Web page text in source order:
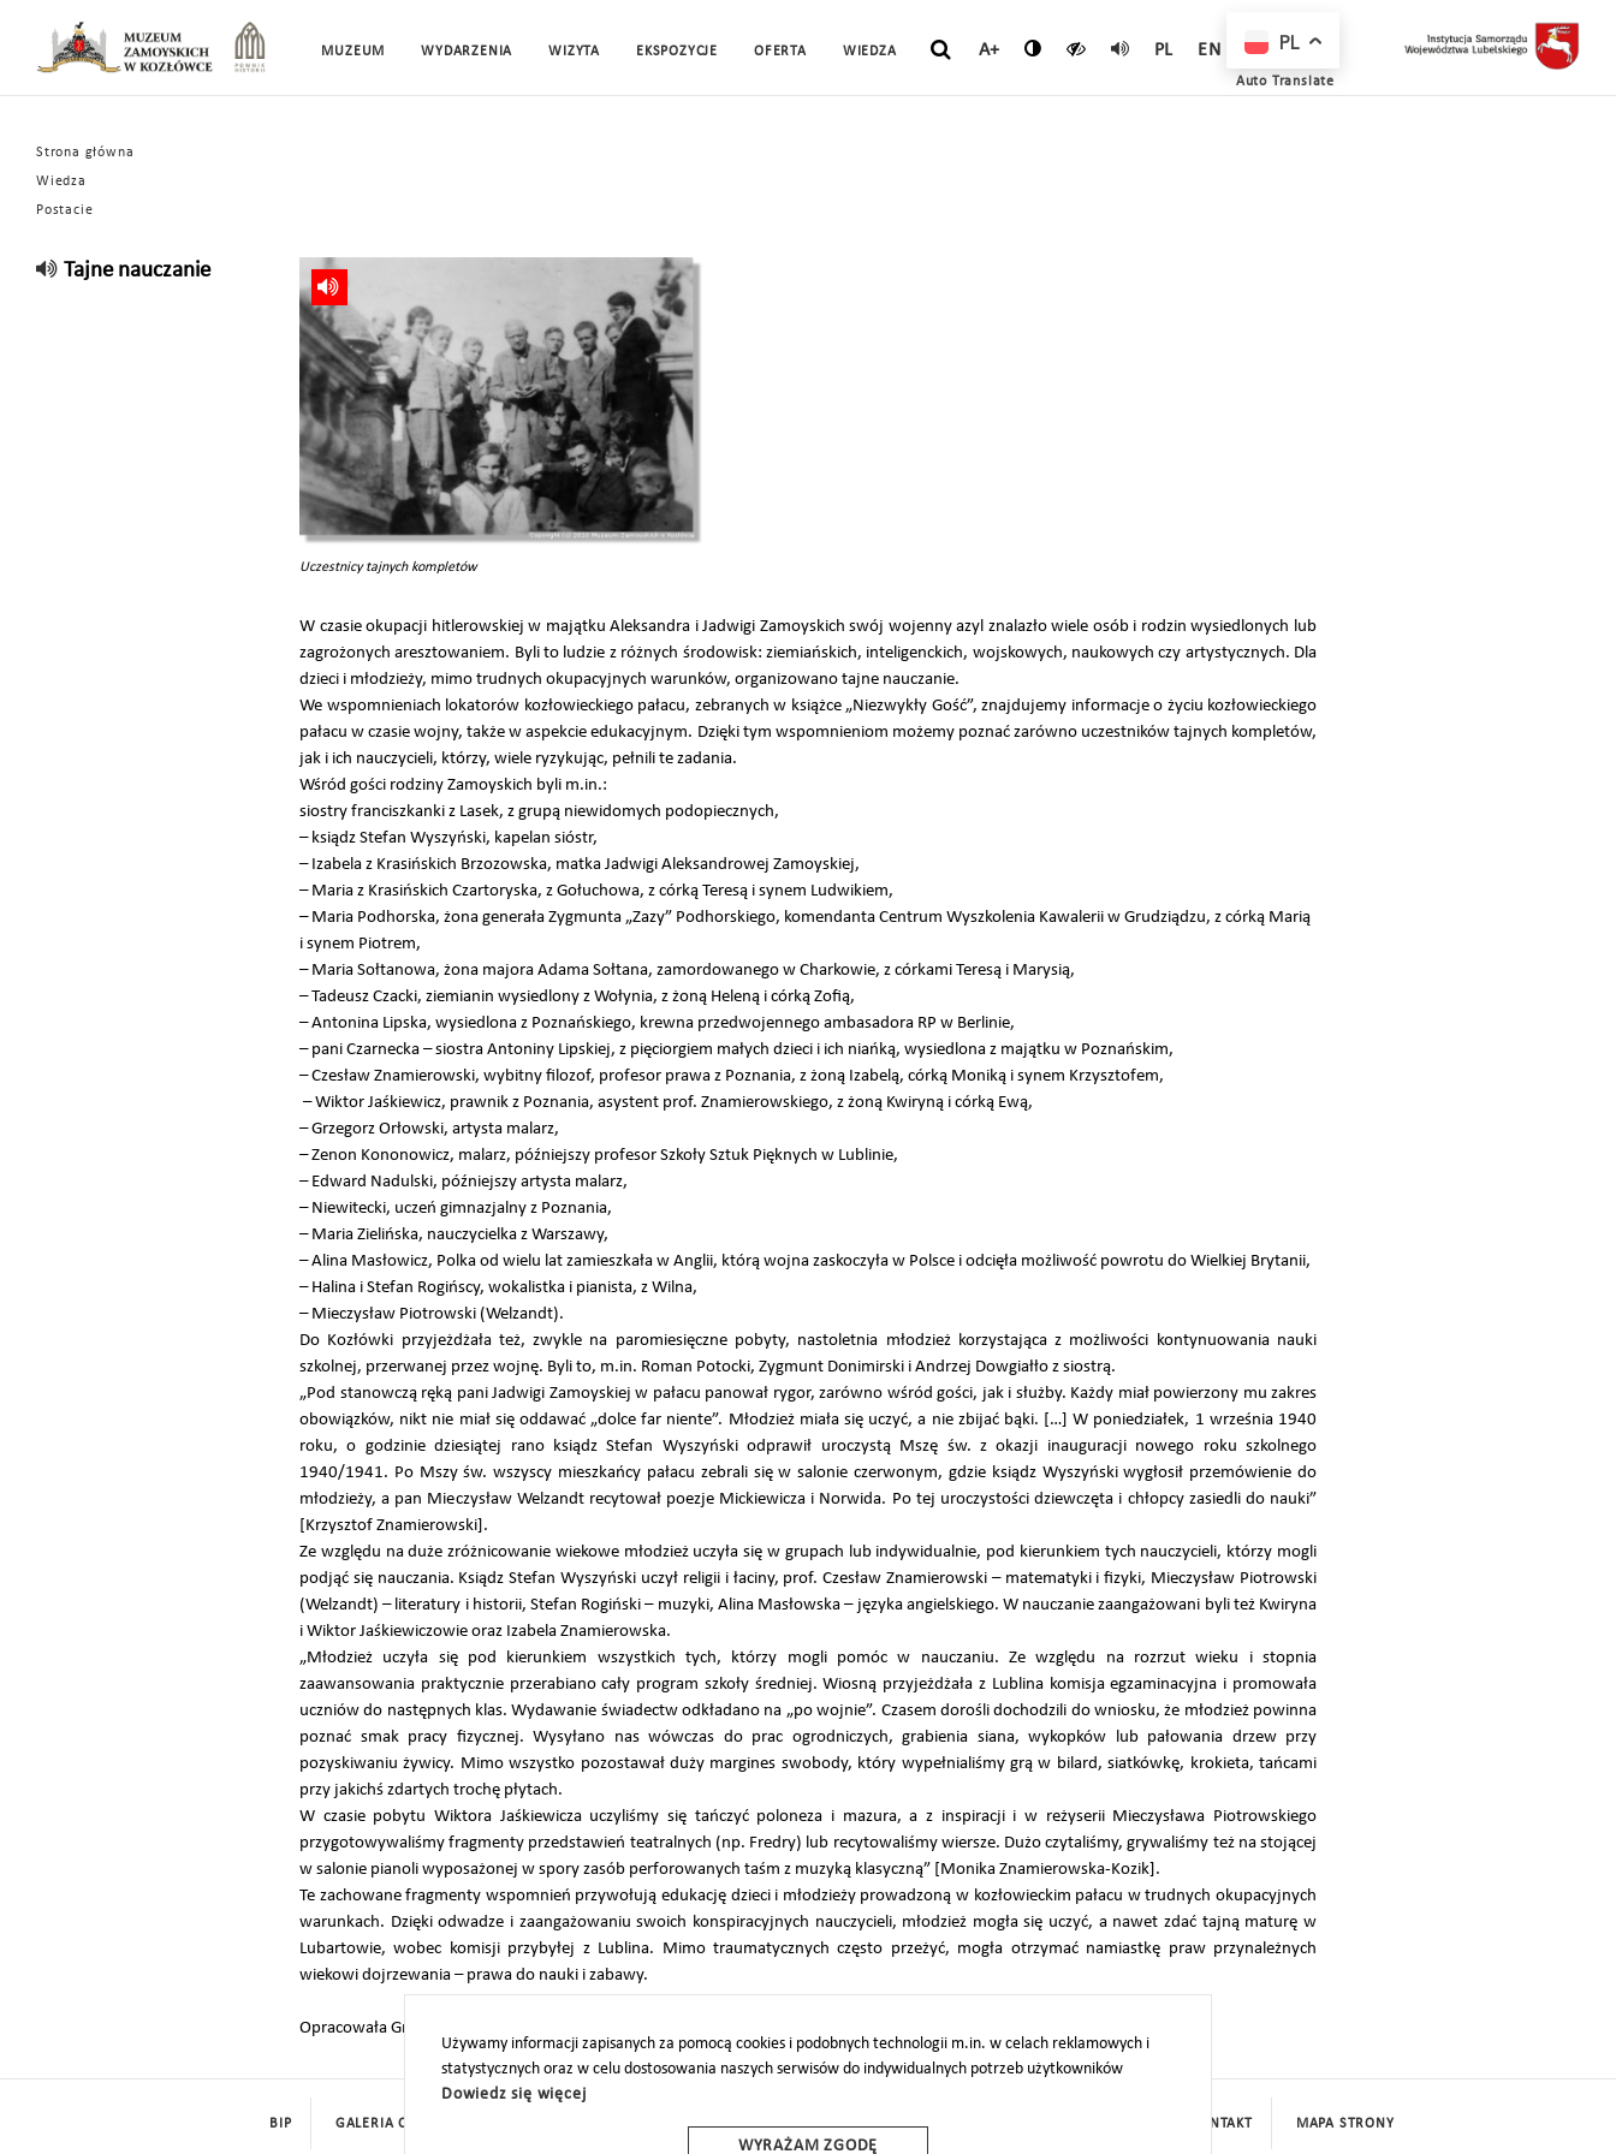
MUZEUM WYDARZENIA WIZYTA EKSPOZYCJE OFERTA WIEDZA A+ PL EN
Strona główna
Wiedza
Postacie
Tajne nauczanie
Uczestnicy tajnych kompletów
W czasie okupacji hitlerowskiej w majątku Aleksandra i Jadwigi Zamoyskich swój wojenny azyl znalazło wiele osób i rodzin wysiedlonych lub
zagrożonych aresztowaniem. Byli to ludzie z różnych środowisk: ziemiańskich, inteligenckich, wojskowych, naukowych czy artystycznych. Dla
dzieci i młodzieży, mimo trudnych okupacyjnych warunków, organizowano tajne nauczanie.
We wspomnieniach lokatorów kozłowieckiego pałacu, zebranych w książce „Niezwykły Gość”, znajdujemy informacje o życiu kozłowieckiego
pałacu w czasie wojny, także w aspekcie edukacyjnym. Dzięki tym wspomnieniom możemy poznać zarówno uczestników tajnych kompletów,
jak i ich nauczycieli, którzy, wiele ryzykując, pełnili te zadania.
Wśród gości rodziny Zamoyskich byli m.in.:
siostry franciszkanki z Lasek, z grupą niewidomych podopiecznych,
– ksiądz Stefan Wyszyński, kapelan sióstr,
– Izabela z Krasińskich Brzozowska, matka Jadwigi Aleksandrowej Zamoyskiej,
– Maria z Krasińskich Czartoryska, z Gołuchowa, z córką Teresą i synem Ludwikiem,
– Maria Podhorska, żona generała Zygmunta „Zazy” Podhorskiego, komendanta Centrum Wyszkolenia Kawalerii w Grudziądzu, z córką Marią
i synem Piotrem,
– Maria Sołtanowa, żona majora Adama Sołtana, zamordowanego w Charkowie, z córkami Teresą i Marysią,
– Tadeusz Czacki, ziemianin wysiedlony z Wołynia, z żoną Heleną i córką Zofią,
– Antonina Lipska, wysiedlona z Poznańskiego, krewna przedwojennego ambasadora RP w Berlinie,
– pani Czarnecka – siostra Antoniny Lipskiej, z pięciorgiem małych dzieci i ich niańką, wysiedlona z majątku w Poznańskim,
– Czesław Znamierowski, wybitny filozof, profesor prawa z Poznania, z żoną Izabelą, córką Moniką i synem Krzysztofem,
– Wiktor Jaśkiewicz, prawnik z Poznania, asystent prof. Znamierowskiego, z żoną Kwiryną i córką Ewą,
– Grzegorz Orłowski, artysta malarz,
– Zenon Kononowicz, malarz, późniejszy profesor Szkoły Sztuk Pięknych w Lublinie,
– Edward Nadulski, późniejszy artysta malarz,
– Niewitecki, uczeń gimnazjalny z Poznania,
– Maria Zielińska, nauczycielka z Warszawy,
– Alina Masłowicz, Polka od wielu lat zamieszkała w Anglii, którą wojna zaskoczyła w Polsce i odcięła możliwość powrotu do Wielkiej Brytanii,
– Halina i Stefan Rogińscy, wokalistka i pianista, z Wilna,
– Mieczysław Piotrowski (Welzandt).
Do Kozłówki przyjeżdżała też, zwykle na paromiesięczne pobyty, nastoletnia młodzież korzystająca z możliwości kontynuowania nauki
szkolnej, przerwanej przez wojnę. Byli to, m.in. Roman Potocki, Zygmunt Donimirski i Andrzej Dowgiałło z siostrą.
„Pod stanowczą ręką pani Jadwigi Zamoyskiej w pałacu panował rygor, zarówno wśród gości, jak i służby. Każdy miał powierzony mu zakres
obowiązków, nikt nie miał się oddawać „dolce far niente”. Młodzież miała się uczyć, a nie zbijać bąki. […] W poniedziałek, 1 września 1940
roku, o godzinie dziesiątej rano ksiądz Stefan Wyszyński odprawił uroczystą Mszę św. z okazji inauguracji nowego roku szkolnego
1940/1941. Po Mszy św. wszyscy mieszkańcy pałacu zebrali się w salonie czerwonym, gdzie ksiądz Wyszyński wygłosił przemówienie do
młodzieży, a pan Mieczysław Welzandt recytował poezje Mickiewicza i Norwida. Po tej uroczystości dziewczęta i chłopcy zasiedli do nauki”
[Krzysztof Znamierowski].
Ze względu na duże zróżnicowanie wiekowe młodzież uczyła się w grupach lub indywidualnie, pod kierunkiem tych nauczycieli, którzy mogli
podjąć się nauczania. Ksiądz Stefan Wyszyński uczył religii i łaciny, prof. Czesław Znamierowski – matematyki i fizyki, Mieczysław Piotrowski
(Welzandt) – literatury i historii, Stefan Rogiński – muzyki, Alina Masłowska – języka angielskiego. W nauczanie zaangażowani byli też Kwiryna
i Wiktor Jaśkiewiczowie oraz Izabela Znamierowska.
„Młodzież uczyła się pod kierunkiem wszystkich tych, którzy mogli pomóc w nauczaniu. Ze względu na rozrzut wieku i stopnia
zaawansowania praktycznie przerabiano cały program szkoły średniej. Wiosną przyjeżdżała z Lublina komisja egzaminacyjna i promowała
uczniów do następnych klas. Wydawanie świadectw odkładano na „po wojnie”. Czasem dorośli dochodzili do wniosku, że młodzież powinna
poznać smak pracy fizycznej. Wysyłano nas wówczas do prac ogrodniczych, grabienia siana, wykopków lub pałowania drzew przy
pozyskiwaniu żywicy. Mimo wszystko pozostawał duży margines swobody, który wypełnialiśmy grą w bilard, siatkówkę, krokieta, tańcami
przy jakichś zdartych trochę płytach.
W czasie pobytu Wiktora Jaśkiewicza uczyliśmy się tańczyć poloneza i mazura, a z inspiracji i w reżyserii Mieczysława Piotrowskiego
przygotowywaliśmy fragmenty przedstawień teatralnych (np. Fredry) lub recytowaliśmy wiersze. Dużo czytaliśmy, grywaliśmy też na stojącej
w salonie pianoli wyposażonej w spory zasób perforowanych taśm z muzyką klasyczną” [Monika Znamierowska-Kozik].
Te zachowane fragmenty wspomnień przywołują edukację dzieci i młodzieży prowadzoną w kozłowieckim pałacu w trudnych okupacyjnych
warunkach. Dzięki odwadze i zaangażowaniu swoich konspiracyjnych nauczycieli, młodzież mogła się uczyć, a nawet zdać tajną maturę w
Lubartowie, wobec komisji przybyłej z Lublina. Mimo traumatycznych często przeżyć, mogła otrzymać namiastkę praw przynależnych
wiekowi dojrzewania – prawa do nauki i zabawy.
Opracowała Grażyna Antoniuk
Używamy informacji zapisanych za pomocą cookies i podobnych technologii m.in. w celach reklamowych i
statystycznych oraz w celu dostosowania naszych serwisów do indywidualnych potrzeb użytkowników
Dowiedz się więcej
WYRAŻAM ZGODĘ
BIP GALERIA CYFROWA PROJEKTY UE DOTACJE KONTAKT MAPA STRONY
PL
Auto Translate